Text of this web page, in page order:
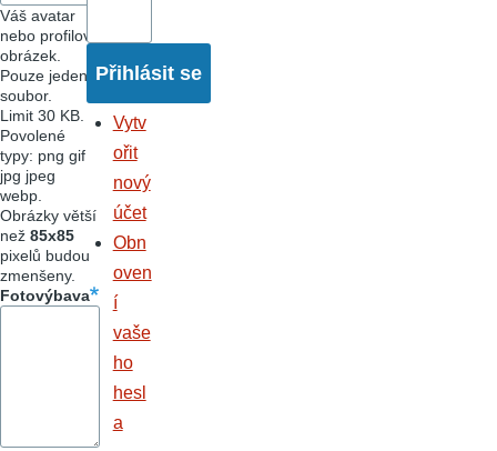
Váš avatar
nebo profilový
obrázek.
Pouze jeden
soubor.
Limit 30 KB.
Povolené
typy: png gif
jpg jpeg
webp.
Obrázky větší
než 85x85
pixelů budou
zmenšeny.
Fotovýbava
Vytv
ořit
nový
účet
Obn
oven
í
vaše
ho
hesl
a